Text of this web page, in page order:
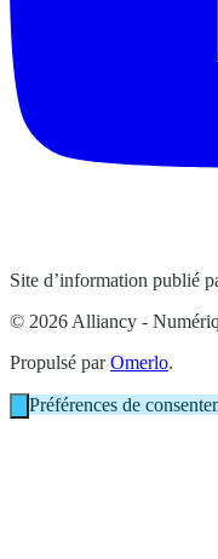
Site d’information publié
© 2026 Alliancy -
Propulsé parOmerlo.
Préférences de